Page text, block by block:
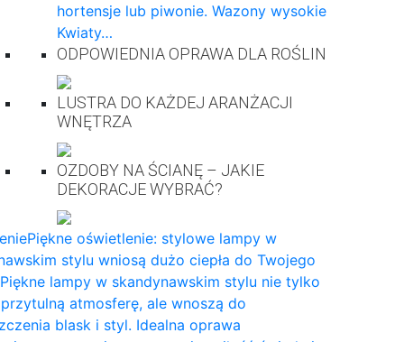
hortensje lub piwonie. Wazony wysokie
Kwiaty…
ODPOWIEDNIA OPRAWA DLA ROŚLIN
LUSTRA DO KAŻDEJ ARANŻACJI
WNĘTRZA
OZDOBY NA ŚCIANĘ – JAKIE
DEKORACJE WYBRAĆ?
Piękne oświetlenie: stylowe lampy w
stylu wniosą dużo ciepła do Twojego
lampy w skandynawskim stylu nie tylko
atmosferę, ale wnoszą do
blask i styl. Idealna oprawa